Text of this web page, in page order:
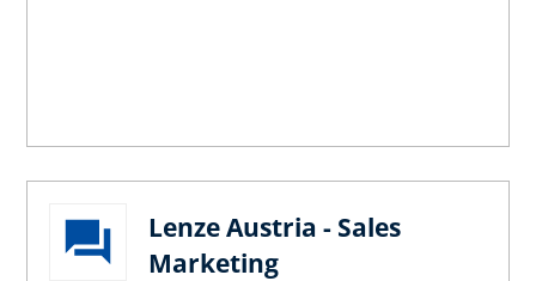
Lenze Austria - Sales
Marketing